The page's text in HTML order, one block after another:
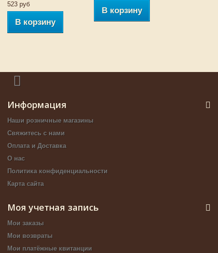
523 руб
В корзину
В корзину
Информация
Наши розничные магазины
Свяжитесь с нами
Оплата и Доставка
О нас
Политика конфиденциальности
Карта сайта
Моя учетная запись
Мои заказы
Мои возвраты
Мои платёжные квитанции